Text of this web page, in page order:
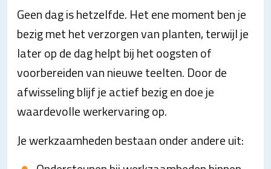
Geen dag is hetzelfde. Het ene moment ben je
bezig met het verzorgen van planten, terwijl je
later op de dag helpt bij het oogsten of
voorbereiden van nieuwe teelten. Door de
afwisseling blijf je actief bezig en doe je
waardevolle werkervaring op.
Je werkzaamheden bestaan onder andere uit: